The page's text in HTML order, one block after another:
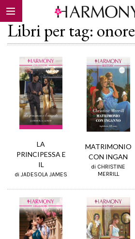
EBOOK
Libri per tag: onore
LA
PRINCIPESSA E
IL
di JADESOLA JAMES
MATRIMONIO
CON INGAN
di CHRISTINE
MERRILL